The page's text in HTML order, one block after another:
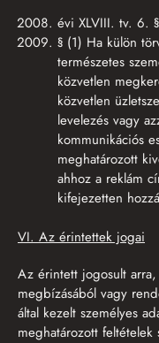
évi XLVIII. tv. 6.
§ (1) Ha külön
természetes
közvetlen
közvetlen
levelezés vagy
kommunikációs
meghatározott
ahhoz a reklám
kifejezetten
VI. Az érintettek jogai
Az érintett jogosult
megbízásából vagy
által kezelt személyes
meghatározott feltételek